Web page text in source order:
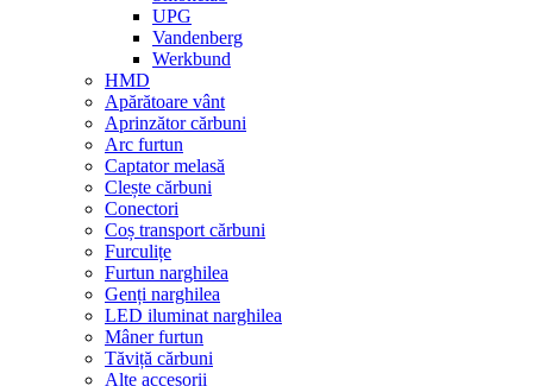
UPG
Vandenberg
Werkbund
HMD
Apărătoare vânt
Aprinzător cărbuni
Arc furtun
Captator melasă
Clește cărbuni
Conectori
Coș transport cărbuni
Furculițe
Furtun narghilea
Genți narghilea
LED iluminat narghilea
Mâner furtun
Tăviță cărbuni
Alte accesorii